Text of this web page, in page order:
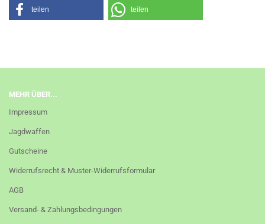
teilen teilen
MEHR ÜBER...
Impressum
Jagdwaffen
Gutscheine
Widerrufsrecht & Muster-Widerrufsformular
AGB
Versand- & Zahlungsbedingungen